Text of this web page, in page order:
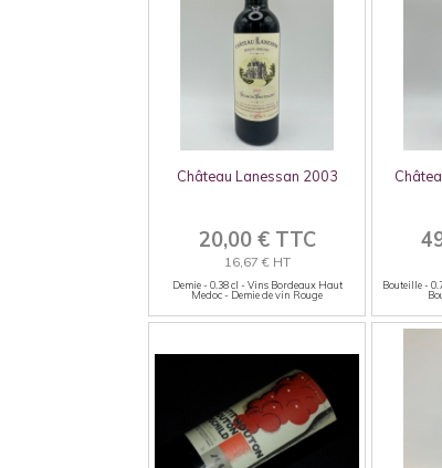
Château Lanessan 2003
20,00 € TTC
16,67 € HT
Demie - 0.38 cl - Vins Bordeaux Haut
Medoc - Demie de vin Rouge
Bouteille -